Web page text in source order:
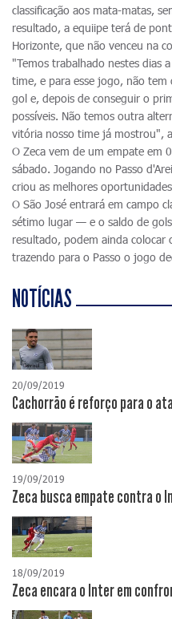
classificação aos mata-matas,
resultado, a equiipe terá de
Horizonte, que não venceu na
"Temos trabalhado nestes dias
time, e para esse jogo, não
gol e, depois de conseguir o
possíveis. Não temos outra
vitória nosso time já mostrou",
O Zeca vem de um empate em
sábado. Jogando no Passo
criou as melhores
O São José entrará em campo
sétimo lugar — e o saldo de
resultado, podem ainda
trazendo para o Passo o jogo
NOTÍCIAS
20/09/2019
Cachorrão é reforço para o
19/09/2019
Zeca busca empate contra o
18/09/2019
Zeca encara o Inter em